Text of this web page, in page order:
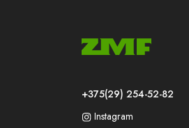
+375(29) 254-52-82
Instagram